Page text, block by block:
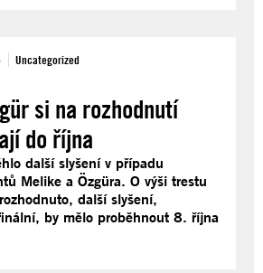
Uncategorized
si na rozhodnutí
do října
další slyšení v případu
Melike a Özgüra. O výši trestu
další slyšení,
by mělo proběhnout 8. října